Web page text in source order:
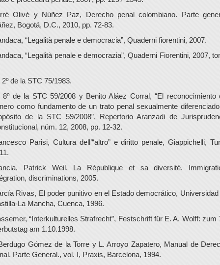
Olivé y Núñez Paz, Derecho penal colombiano. Parte
Bogotá, D.C., 2010, pp. 72-83.
“Legalità penale e democracia”, Quaderni fiorentini, 2007.
“Legalità penale e democrazia”, Quaderni Fiorentini, 2007,
de la STC 75/1983.
8º de la STC 59/2008 y Benito Aláez Corral, “El reconocimiento
como fundamento de un trato penal sexualmente
de la STC 59/2008”, Repertorio Aranzadi de
núm. 12, 2008, pp. 12-32.
Parisi, Cultura dell’“altro” e diritto penale, Giappichelli,
Patrick Weil, La République et sa diversité.
discriminations, 2005.
Rivas, El poder punitivo en el Estado democrático, Universidad
La Mancha, Cuenca, 1996.
“Interkulturelles Strafrecht”, Festschrift für E. A. Wolff: zum
am 1.10.1998.
Gómez de la Torre y L. Arroyo Zapatero, Manual de
Parte General., vol. I, Praxis, Barcelona, 1994.